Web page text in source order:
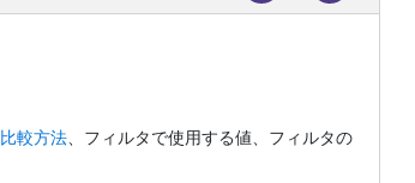
較方法 、フィルタで使用する値、フィルタの